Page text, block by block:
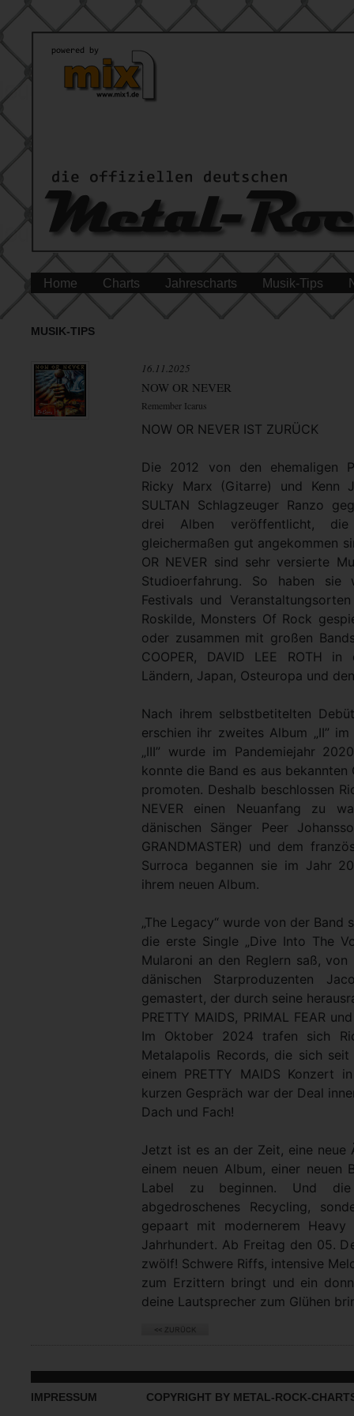
Home Charts Jahrescharts Musik-Tips
MUSIK-TIPS
16.11.2025
NOW OR NEVER
Remember Icarus
NOW OR NEVER IST ZURÜCK
Die 2012 von den ehemaligen
Ricky Marx (Gitarre) und Kenn
SULTAN Schlagzeuger Ranzo
drei Alben veröffentlicht,
gleichermaßen gut angekommen
OR NEVER sind sehr versierte
Studioerfahrung. So haben
Festivals und
Roskilde, Monsters Of Rock
oder zusammen mit großen
COOPER, DAVID LEE ROTH
Ländern, Japan, Osteuropa und
Nach ihrem selbstbetitelten
erschien ihr zweites Album „II”
„III” wurde im Pandemiejahr
konnte die Band es aus
promoten. Deshalb beschlossen
NEVER einen Neuanfang zu
dänischen Sänger Peer
GRANDMASTER) und dem
Surroca begannen sie im Jahr
ihrem neuen Album.
„The Legacy“ wurde von der
die erste Single „Dive Into The
Mularoni an den Reglern saß,
dänischen Starproduzenten
gemastert, der durch seine
PRETTY MAIDS, PRIMAL FEAR
Im Oktober 2024 trafen sich
Metalapolis Records, die sich
einem PRETTY MAIDS Konzert
kurzen Gespräch war der Deal
Dach und Fach!
Jetzt ist es an der Zeit, eine neue
einem neuen Album, einer neuen
Label zu beginnen. Und
abgedroschenes Recycling,
gepaart mit modernerem
Jahrhundert. Ab Freitag den 05.
zwölf! Schwere Riffs, intensive
zum Erzittern bringt und ein
deine Lautsprecher zum Glühen
IMPRESSUM COPYRIGHT BY METAL-ROCK-